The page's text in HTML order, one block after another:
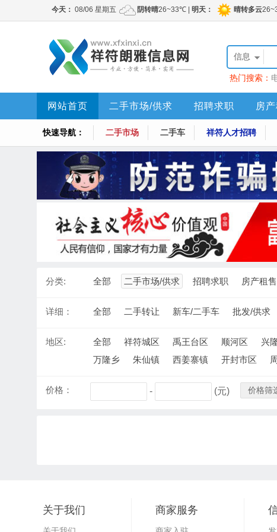
信息
热门搜索：
网站首页 二手市场/供求 招聘求职 房
快速导航： 二手市场 二手车 祥符人才招聘
分类: 全部 二手市场/供求 招聘求职 房产租售
详细： 全部 二手转让 新车/二手车 批发/供求
地区: 全部 祥符城区 禹王台区 顺河区 兴
万隆乡
朱仙镇 西姜寨镇 开封市区
价格： - (元) 价格筛
关于我们 商家服务